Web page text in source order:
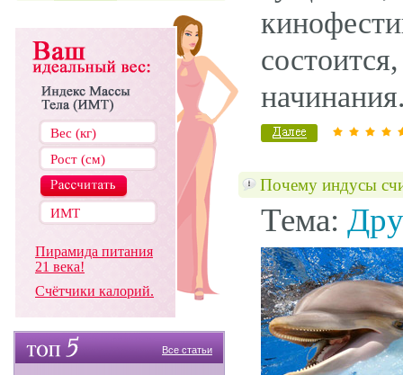
Пирамида питания
21 века!
Счётчики калорий.
Все статьи
Почему индусы
Тема: